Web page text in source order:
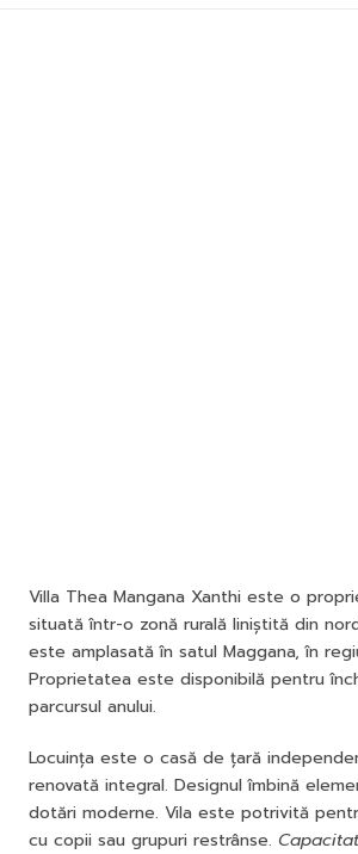
Villa Thea Mangana Xanthi este o
situată într-o zonă rurală liniștită din
este amplasată în satul Maggana, în
Proprietatea este disponibilă pentru
parcursul anului.
Locuința este o casă de țară
renovată integral. Designul îmbină
dotări moderne. Vila este potrivită
cu copii sau grupuri restrânse.